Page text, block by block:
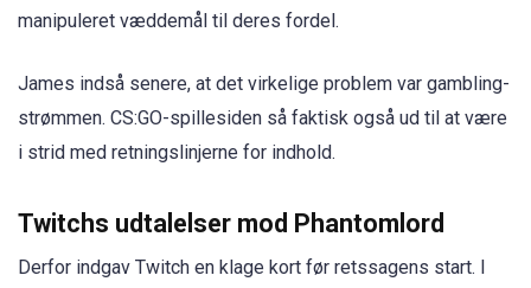
manipuleret væddemål til deres fordel.
James indså senere, at det virkelige problem var gambling-
strømmen. CS:GO-spillesiden så faktisk også ud til at være
i strid med retningslinjerne for indhold.
Twitchs udtalelser mod Phantomlord
Derfor indgav Twitch en klage kort før retssagens start. I